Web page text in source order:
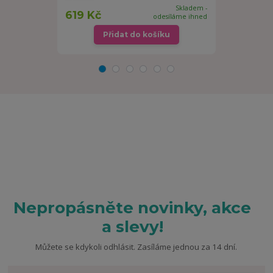
619 Kč
Skladem -
odesíláme ihned
Přidat do košíku
Nepropásněte novinky, akce
a slevy!
Můžete se kdykoli odhlásit. Zasíláme jednou za 14 dní.